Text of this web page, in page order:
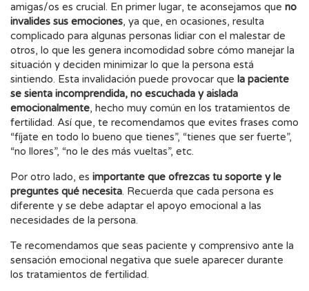
amigas/os es crucial. En primer lugar, te aconsejamos que no
invalides sus emociones, ya que, en ocasiones, resulta
complicado para algunas personas lidiar con el malestar de
otros, lo que les genera incomodidad sobre cómo manejar la
situación y deciden minimizar lo que la persona está
sintiendo. Esta invalidación puede provocar que la paciente
se sienta incomprendida, no escuchada y aislada
emocionalmente, hecho muy común en los tratamientos de
fertilidad. Así que, te recomendamos que evites frases como
“fíjate en todo lo bueno que tienes”, “tienes que ser fuerte”,
“no llores”, “no le des más vueltas”, etc.
Por otro lado, es importante que ofrezcas tu soporte y le
preguntes qué necesita. Recuerda que cada persona es
diferente y se debe adaptar el apoyo emocional a las
necesidades de la persona.
Te recomendamos que seas paciente y comprensivo ante la
sensación emocional negativa que suele aparecer durante
los tratamientos de fertilidad.